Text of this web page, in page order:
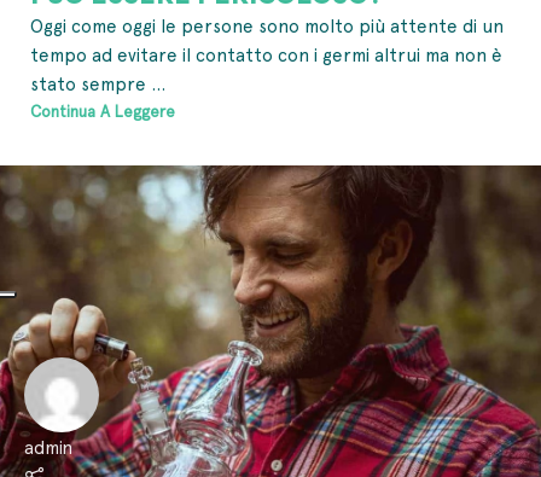
Oggi come oggi le persone sono molto più attente di un
tempo ad evitare il contatto con i germi altrui ma non è
stato sempre ...
Continua A Leggere
admin